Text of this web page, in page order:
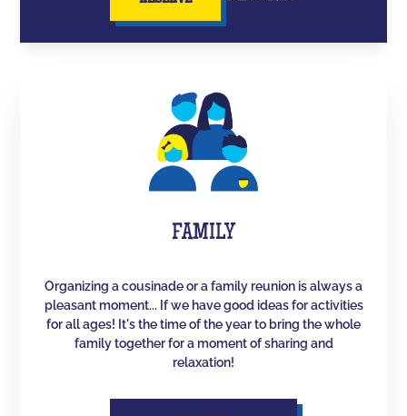
FAMILY
Organizing a cousinade or a family reunion is always a
pleasant moment... If we have good ideas for activities
for all ages! It's the time of the year to bring the whole
family together for a moment of sharing and
relaxation!